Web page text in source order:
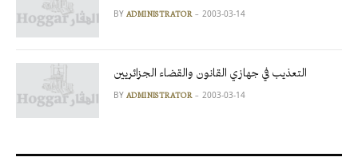
BY ADMINISTRATOR 2003-03-14
التعذيب في جهازي القانون والقضاء الجزائريين
BY ADMINISTRATOR 2003-03-14